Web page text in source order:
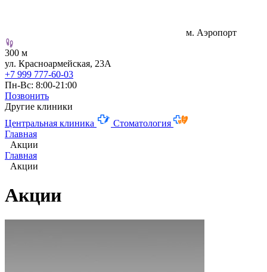
м. Аэропорт
300 м
ул. Красноармейская, 23А
+7 999 777-60-03
Пн-Вс: 8:00-21:00
Позвонить
Другие клиники
Центральная клиника
Стоматология
Главная
Акции
Главная
Акции
Акции